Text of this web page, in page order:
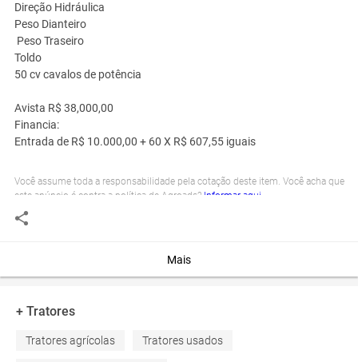
Direção Hidráulica
Peso Dianteiro
Peso Traseiro
Toldo
50 cv cavalos de potência
Avista R$ 38,000,00
Financia:
Entrada de R$ 10.000,00 + 60 X R$ 607,55 iguais
Você assume toda a responsabilidade pela cotação deste item. Você acha que
este anúncio é contra a política de Agroads? Informar aqui
Mais
+ Tratores
Tratores agrícolas Tratores usados